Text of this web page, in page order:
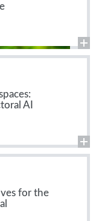
AI
for the